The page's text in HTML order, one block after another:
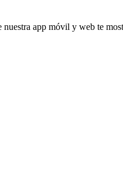
nuestra app móvil y web te